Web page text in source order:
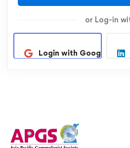
or Log-in
Login with Google